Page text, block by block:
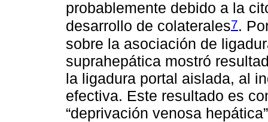
probablemente debido a la
desarrollo de colaterales7.
sobre la asociación de
suprahepática mostró
la ligadura portal aislada, al
efectiva. Este resultado es
“deprivación venosa